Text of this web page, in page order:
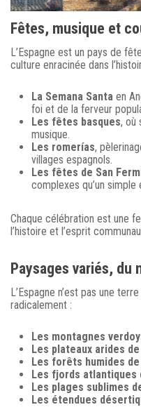
Fêtes, musique et
L’Espagne est un pays de
culture enracinée dans
La Semana Santa en
foi et de la ferveur
Les fêtes basques, où
musique.
Les romerías,
villages espagnols.
Les fêtes de San
complexes qu’un
Chaque célébration est une
l’histoire et l’esprit
Paysages variés, du
L’Espagne n’est pas une
radicalement :
Les montagnes
Les plateaux arides
Les forêts humides de
Les fjords atlantiques
Les plages sublimes
Les étendues